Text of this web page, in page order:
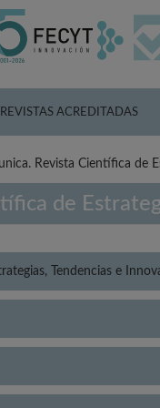
REVISTAS ACREDITADAS
Revista Científica de
de
Tendencias e